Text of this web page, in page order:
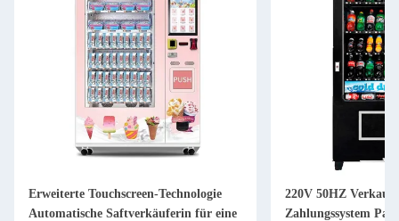
Erweiterte Touchscreen-Technologie
Automatische Saftverkäuferin für eine
220V 50HZ
Zahlungssystem